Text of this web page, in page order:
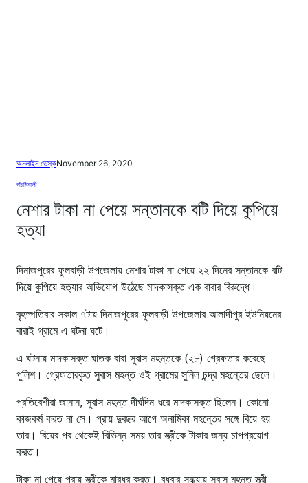
অনলাইন ডেস্কNovember 26, 2020
পাঁচমিশালী
নেশার টাকা না পেয়ে সন্তানকে বটি দিয়ে কুপিয়ে
হত্যা
দিনাজপুরের ফুলবাড়ী উপজেলায় নেশার টাকা না পেয়ে ২২ দিনের সন্তানকে বটি
দিয়ে কুপিয়ে হত্যার অভিযোগ উঠেছে মাদকাসক্ত এক বাবার বিরুদ্ধে।
বৃহস্পতিবার সকাল ৭টায় দিনাজপুরের ফুলবাড়ী উপজেলার আলাদীপুর ইউনিয়নের
বারাই গ্রামে এ ঘটনা ঘটে।
এ ঘটনায় মাদকাসক্ত ঘাতক বাবা সুবাস মহন্তকে (২৮) গ্রেফতার করেছে
পুলিশ। গ্রেফতারকৃত সুবাস মহন্ত ওই গ্রামের সুনিল চন্দ্র মহন্তের ছেলে।
প্রতিবেশীরা জানান, সুবাস মহন্ত দীর্ঘদিন ধরে মাদকাসক্ত ছিলেন। কোনো
কাজকর্ম করত না সে। প্রায় দুবছর আগে অনামিকা মহন্তের সঙ্গে বিয়ে হয়
তার। বিয়ের পর থেকেই বিভিন্ন সময় তার স্ত্রীকে টাকার জন্য চাপপ্রয়োগ
করত।
টাকা না পেয়ে প্রায় স্ত্রীকে মারধর করত। বুধবার সন্ধ্যায় সুবাস মহন্ত স্ত্রী